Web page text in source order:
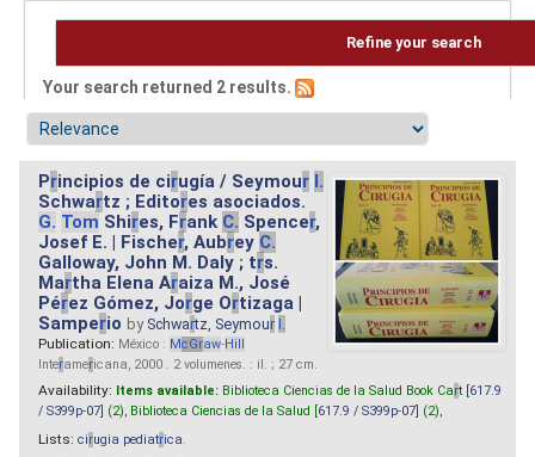
Refine your search
Your search returned 2 results.
Principios de cirugía / Seymour I.
Schwartz ; Editores asociados.
G. Tom Shires, Frank C. Spencer,
Josef E. | Fischer, Aubrey C.
Galloway, John M. Daly ; trs.
Martha Elena Araiza M., José
Pérez Gómez, Jorge Ortizaga |
Samperio by Schwartz, Seymour I.
Publication: México : McGraw-Hill
Interamericana, 2000 . 2 volumenes. : il. ; 27 cm.
Availability: Items available: Biblioteca Ciencias de la Salud Book Cart [ 617.9
/ S399p-07 ] (2), Biblioteca Ciencias de la Salud [ 617.9 / S399p-07 ] (2),
Lists: cirugia pediatrica